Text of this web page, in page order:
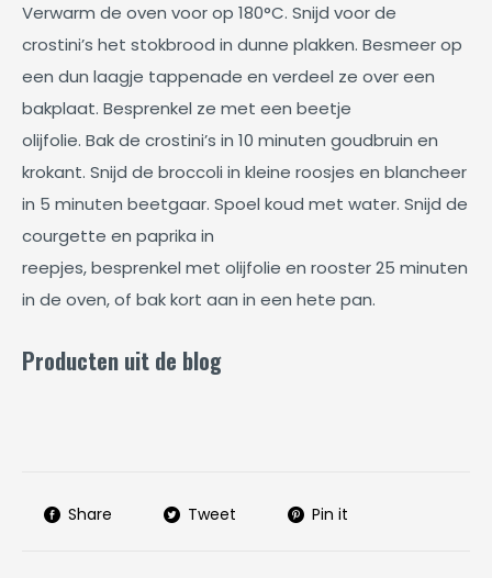
Verwarm de oven voor op 180°C. Snijd voor de
crostini’s het stokbrood in dunne plakken. Besmeer op
een dun laagje tappenade en verdeel ze over een
bakplaat. Besprenkel ze met een beetje
olijfolie. Bak de crostini’s in 10 minuten goudbruin en
krokant. Snijd de broccoli in kleine roosjes en blancheer
in 5 minuten beetgaar. Spoel koud met water. Snijd de
courgette en paprika in
reepjes, besprenkel met olijfolie en rooster 25 minuten
in de oven, of bak kort aan in een hete pan.
Producten uit de blog
Share Tweet Pin it